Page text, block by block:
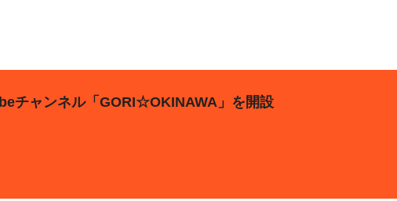
チャンネル「GORI☆OKINAWA」を開設